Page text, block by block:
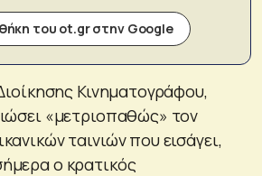
του ot.gr στην Google
Κινηματογράφου,
«μετριοπαθώς» τον
ταινιών που εισάγει,
ο κρατικός